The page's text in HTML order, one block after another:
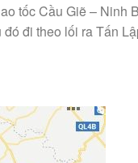
tốc Cầu Giẽ – Ninh
đi theo lối ra Tấn